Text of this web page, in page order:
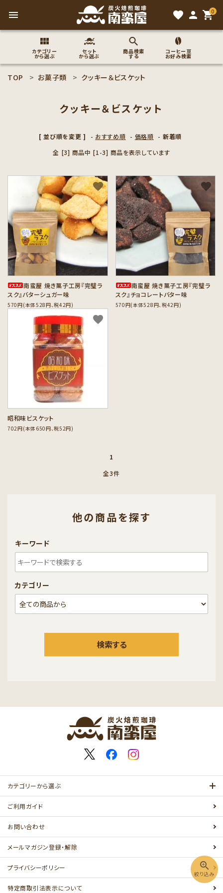
menu favorite person 0
shopping_cart
カテゴリー
から選ぶ
セット
から選ぶ
商品検索
する
コーヒー豆
お好み検索
search
person 新規会員登録
コーヒー豆のこだわり
コーヒー豆お好み検索
カテゴリーから探す
セット商品から探す
ご利用ガイド
インフォメーション
TOP お菓子類 クッキー＆ビスケット
クッキー＆ビスケット
[ 並び順を変更 ] - おすすめ順 - 価格順 - 新着順
全 [3] 商品中 [1-3] 商品を表示しています
南蛮屋 焼き菓子工房『完璧ラ
スク』バターシュガー味
570円(本体528円、税42円)
favorite
南蛮屋 焼き菓子工房『完璧ラ
スク』チョコレートバター味
570円(本体528円、税42円)
favorite
昭和味ビスケット
702円(本体650円、税52円)
favorite
1
全3件
他の商品を探す
キーワード
カテゴリー
検索する
zoom_in
絞り込み
カテゴリーから選ぶ
ご利用ガイド
お問い合わせ
メールマガジン登録・解除
プライバシーポリシー
特定商取引法表示について